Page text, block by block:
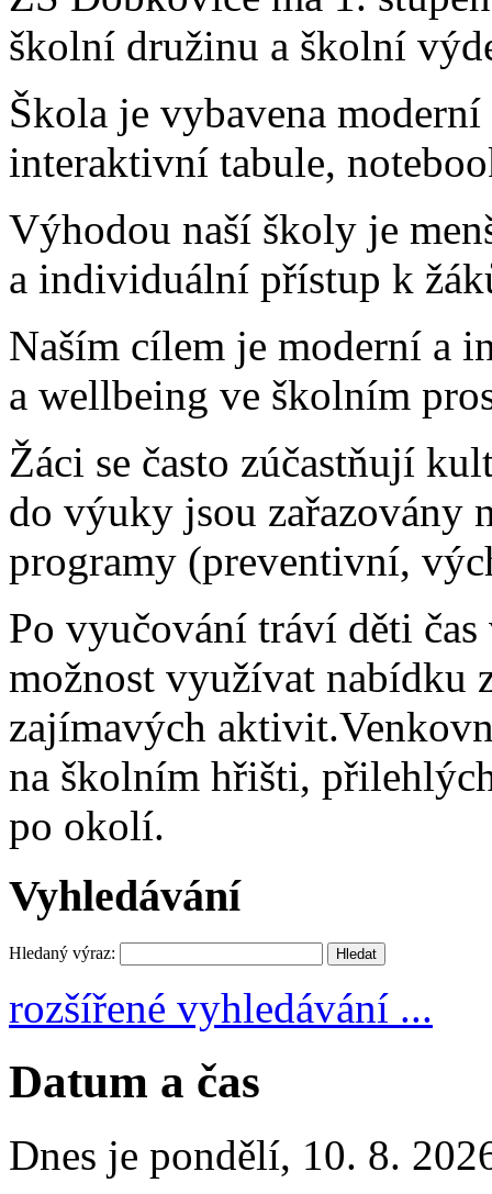
školní družinu a školní
Škola je vybavena
interaktivní tabule,
Výhodou naší školy je
a individuální přístup k
Naším cílem je moderní a
a wellbeing ve školním
Žáci se často zúčastňují
do výuky jsou zařazovány
programy (preventivní,
Po vyučování tráví děti
možnost využívat nabídku
zajímavých
na školním hřišti,
po okolí.
Vyhledávání
Hledaný výraz:
rozšířené vyhledávání ...
Datum a čas
Dnes je pondělí, 10. 8.